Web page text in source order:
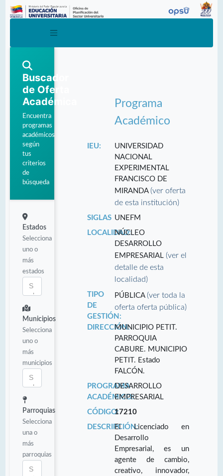
Buscador
de Oferta
Académica
Encuentra
programas
académicos
según
tus
criterios
de
búsqueda
Estados
Selecciona
uno o
más
estados
Municipios
Selecciona
uno o
más
municipios
Parroquias
Selecciona
una o
más
parroquias
Programa
Académico
IEU:
UNIVERSIDAD
NACIONAL
EXPERIMENTAL
FRANCISCO DE
MIRANDA(ver oferta
de esta institución)
SIGLAS UNEFM
LOCALIDAD:NÚCLEO
DESARROLLO
EMPRESARIAL(ver el
detalle de esta
localidad)
TIPO
DE
GESTIÓN:
PÚBLICA(ver toda la
oferta oferta pública)
DIRECCIÓN:MUNICIPIO PETIT.
PARROQUIA
CABURE. MUNICIPIO
PETIT. Estado
FALCÓN.
PROGRAMA
ACADÉMICO:
DESARROLLO
EMPRESARIAL
CÓDIGO:17210
DESCRIPCIÓN:El Licenciado en
Desarrollo
Empresarial, es un
agente de cambio,
creativo, innovador,